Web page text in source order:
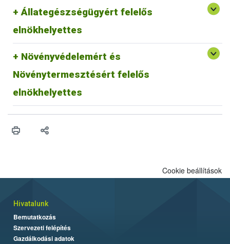
Állategészségügyért felelős
elnökhelyettes
Növényvédelemért és
Növénytermesztésért felelős
elnökhelyettes
Cookie beállítások
Hivatalunk
Bemutatkozás
Szervezeti felépítés
Gazdálkodási adatok